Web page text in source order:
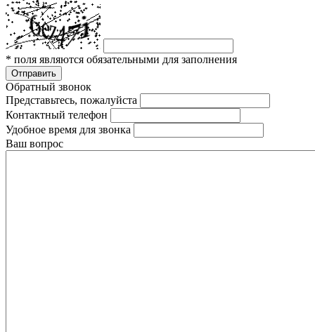
* поля являются обязательными для заполнения
Отправить
Обратный звонок
Представьтесь, пожалуйста
Контактный телефон
Удобное время для звонка
Ваш вопрос